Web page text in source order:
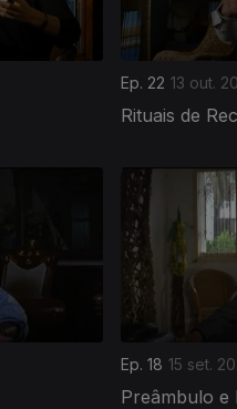
Ep. 22 13 out.
Rituais de
Ep. 18 15 set.
Preâmbulo e